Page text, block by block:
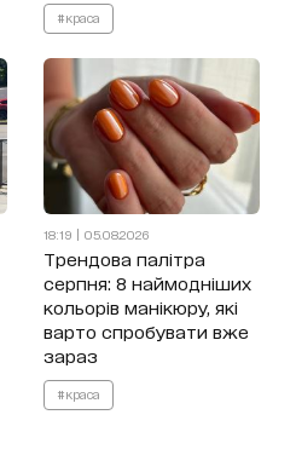
#краса
18:19 | 05.08.2026
Трендова палітра
серпня: 8 наймодніших
кольорів манікюру, які
варто спробувати вже
зараз
#краса